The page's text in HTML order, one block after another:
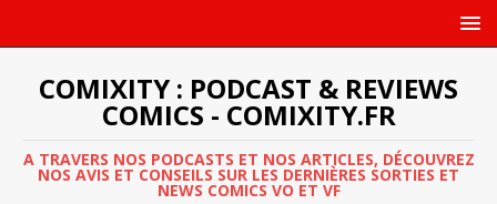
COMIXITY : PODCAST & REVIEWS
COMICS - COMIXITY.FR
A TRAVERS NOS PODCASTS ET NOS ARTICLES, DÉCOUVREZ
NOS AVIS ET CONSEILS SUR LES DERNIÈRES SORTIES ET
NEWS COMICS VO ET VF